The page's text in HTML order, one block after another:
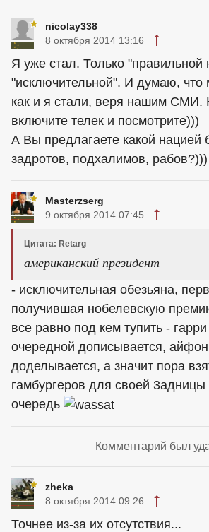
nicolay338
8 октября 2014 13:16
Я уже стал. Только "правильной
"исключительной". И думаю, что
как и я стали, веря нашим СМИ.
включите телек и посмотрите)))
А Вы предлагаете какой нацией
задротов, подхалимов, рабов?)))
Masterzserg
9 октября 2014 07:45
Цитата: Retarg
американский президент
- исключительная обезьяна,
получившая нобелевскую
все равно под кем тупить -
очередной дописывается,
доделывается, а значит пора
гамбургеров для своей 3адницы
очередь
Комментарий был
zheka
8 октября 2014 09:26
Точнее из-за их отсутствия...